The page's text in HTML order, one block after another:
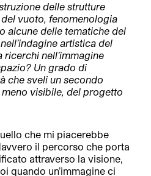
delle strutture
vuoto, fenomenologia
alcune delle tematiche del
artistica del
nell’immagine
Un grado di
che sveli un secondo
visibile, del progetto
che mi piacerebbe
il percorso che porta
attraverso la visione,
quando un’immagine ci